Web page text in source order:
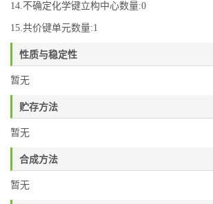
14.不确定化学键立构中心数量:0
15.共价键单元数量:1
性质与稳定性
暂无
贮存方法
暂无
合成方法
暂无